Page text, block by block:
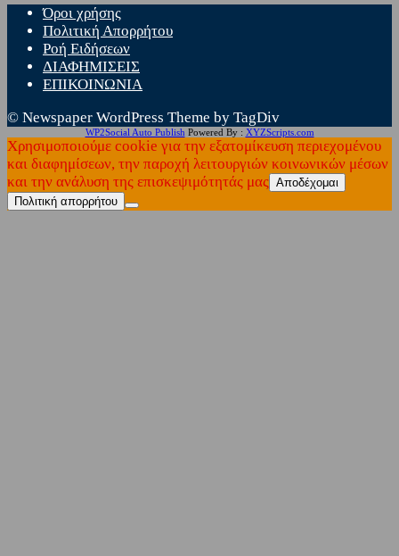
Όροι χρήσης
Πολιτική Απορρήτου
Ροή Ειδήσεων
ΔΙΑΦΗΜΙΣΕΙΣ
ΕΠΙΚΟΙΝΩΝΙΑ
© Newspaper WordPress Theme by TagDiv
WP2Social Auto Publish Powered By : XYZScripts.com
Χρησιμοποιούμε cookie για την εξατομίκευση περιεχομένου
και διαφημίσεων, την παροχή λειτουργιών κοινωνικών μέσων
και την ανάλυση της επισκεψιμότητάς μας Αποδέχομαι
Πολιτική απορρήτου